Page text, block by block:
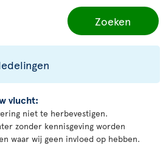
Zoeken
vlucht:
niet te herbevestigen.
zonder kennisgeving worden
waar wij geen invloed op hebben.